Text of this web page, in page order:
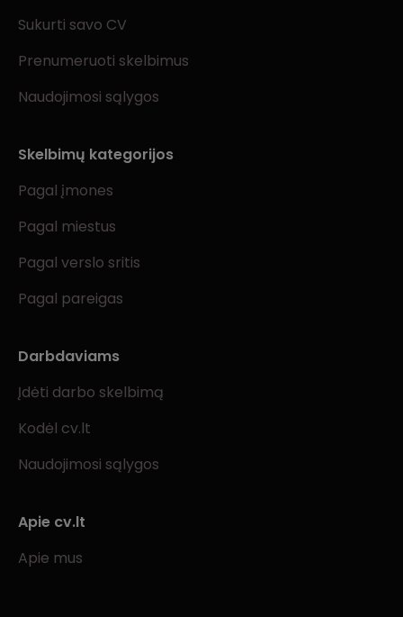
Sukurti savo CV
Prenumeruoti skelbimus
Naudojimosi sąlygos
Skelbimų kategorijos
Pagal įmones
Pagal miestus
Pagal verslo sritis
Pagal pareigas
Darbdaviams
Įdėti darbo skelbimą
Kodėl cv.lt
Naudojimosi sąlygos
Apie cv.lt
Apie mus